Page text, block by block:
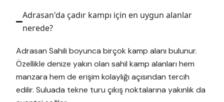
Adrasan'da çadır kampı için en uygun alanlar
nerede?
Adrasan Sahili boyunca birçok kamp alanı bulunur.
Özellikle denize yakın olan sahil kamp alanları hem
manzara hem de erişim kolaylığı açısından tercih
edilir. Suluada tekne turu çıkış noktalarına yakınlık da